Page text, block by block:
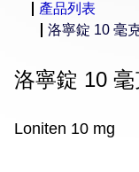
產品列表
洛寧錠 10 毫
洛寧錠 10
Loniten 10 mg